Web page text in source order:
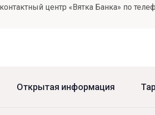
центр «Вятка Банка» по
Открытая информация